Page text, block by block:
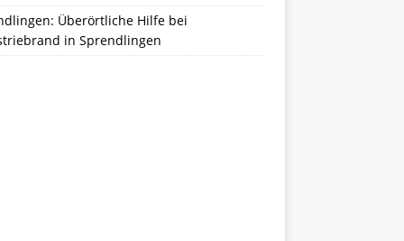
Überörtliche Hilfe bei
in Sprendlingen